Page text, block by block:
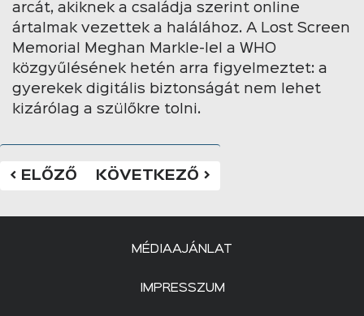
arcát, akiknek a családja szerint online
ártalmak vezettek a halálához. A Lost Screen
Memorial Meghan Markle-lel a WHO
közgyűlésének hetén arra figyelmeztet: a
gyerekek digitális biztonságát nem lehet
kizárólag a szülőkre tolni.
< ELŐZŐ KÖVETKEZŐ >
MÉDIAAJÁNLAT
IMPRESSZUM